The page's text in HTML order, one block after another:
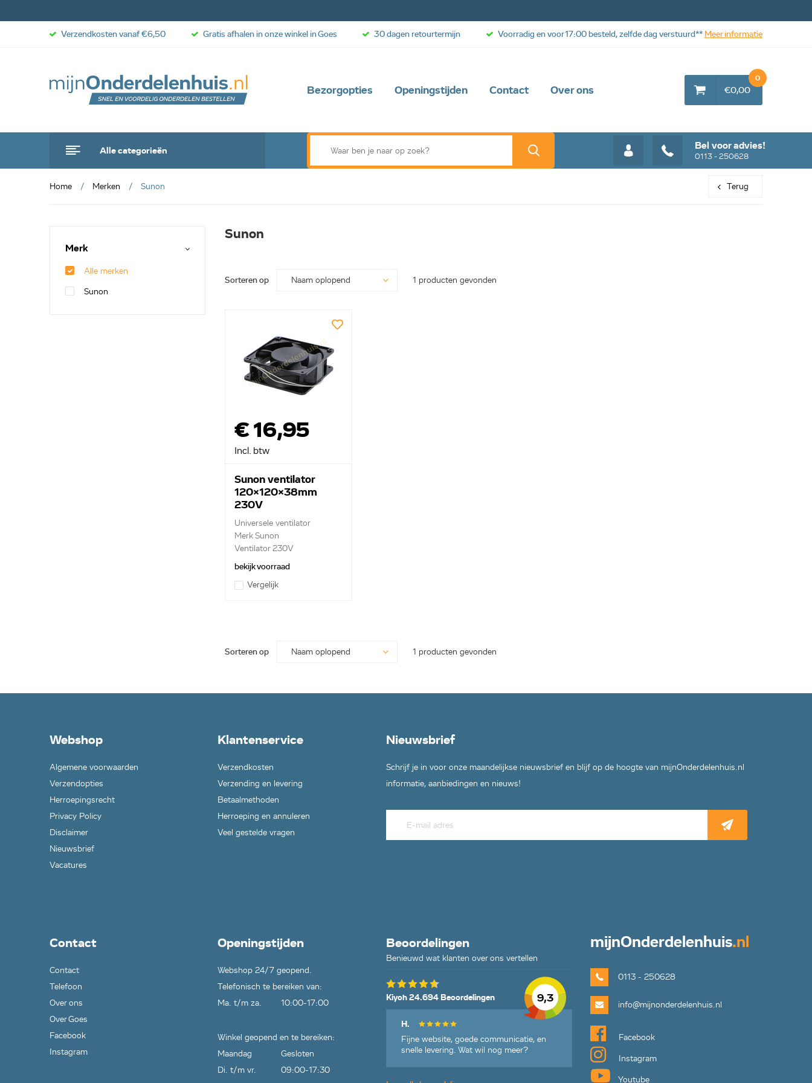
Bezorgopties Openingstijden Contact Over ons
Alle categorieën Bel voor advies!
0113 - 250628
€0,00
0
Verzendkosten vanaf €6,50 Gratis afhalen in onze winkel in Goes 30 dagen retourtermijn Voorradig en voor 17:00 besteld, zelfde dag verstuurd** Meer informatie
Home Merken Sunon Terug
Merk
Alle merken
Sunon
Sunon
Sorteren op 1 producten gevonden
€ 16,95
Incl. btw
Sunon ventilator
120x120x38mm
230V
Universele ventilator
Merk Sunon
Ventilator 230V
bekijk voorraad
Vergelijk
Sorteren op 1 producten gevonden
Webshop
Algemene voorwaarden
Verzendopties
Herroepingsrecht
Privacy Policy
Disclaimer
Nieuwsbrief
Vacatures
Klantenservice
Verzendkosten
Verzending en levering
Betaalmethoden
Herroeping en annuleren
Veel gestelde vragen
Nieuwsbrief
Schrijf je in voor onze maandelijkse nieuwsbrief en blijf op de hoogte van mijnOnderdelenhuis.nl
informatie, aanbiedingen en nieuws!
Contact
Contact
Telefoon
Over ons
Over Goes
Facebook
Instagram
Openingstijden
Webshop 24/7 geopend.
Telefonisch te bereiken van:
Ma. t/m za.
10:00-17:00
Winkel geopend en te bereiken:
Maandag
Gesloten
Di. t/m vr.
09:00-17:30
Beoordelingen
Benieuwd wat klanten over ons vertellen
9,3
Kiyoh 24.694 Beoordelingen
H.
Fijne website, goede communicatie, en
snelle levering. Wat wil nog meer?
mijnOnderdelenhuis.nl
0113 - 250628
info@mijnonderdelenhuis.nl
Facebook
Instagram
Youtube